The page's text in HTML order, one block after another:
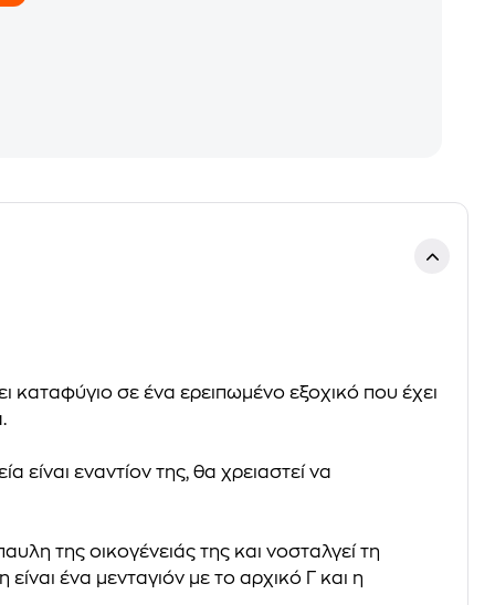
καταφύγιο σε ένα ερειπωμένο εξοχικό που έχει
εναντίον της, θα χρειαστεί να
της οικογένειάς της και νοσταλγεί τη
ένα μενταγιόν με το αρχικό Γ και η